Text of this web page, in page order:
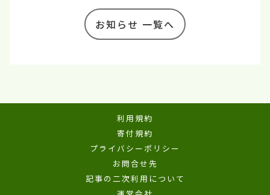
お知らせ 一覧へ
利用規約
寄付規約
プライバシーポリシー
お問合せ先
記事の二次利用について